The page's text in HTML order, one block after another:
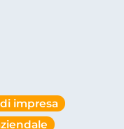
impresa